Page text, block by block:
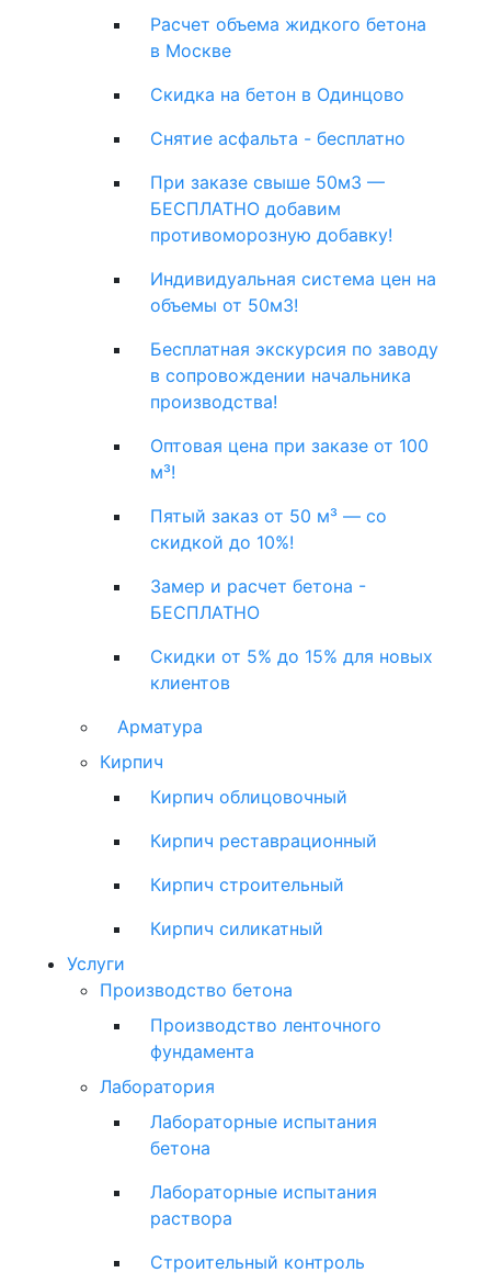
Расчет объема жидкого бетона
в Москве
Скидка на бетон в Одинцово
Снятие асфальта - бесплатно
При заказе свыше 50м3 —
БЕСПЛАТНО добавим
противоморозную добавку!
Индивидуальная система цен на
объемы от 50м3!
Бесплатная экскурсия по заводу
в сопровождении начальника
производства!
Оптовая цена при заказе от 100
м³!
Пятый заказ от 50 м³ — со
скидкой до 10%!
Замер и расчет бетона -
БЕСПЛАТНО
Скидки от 5% до 15% для новых
клиентов
Арматура
Кирпич
Кирпич облицовочный
Кирпич реставрационный
Кирпич строительный
Кирпич силикатный
Услуги
Производство бетона
Производство ленточного
фундамента
Лаборатория
Лабораторные испытания
бетона
Лабораторные испытания
раствора
Строительный контроль